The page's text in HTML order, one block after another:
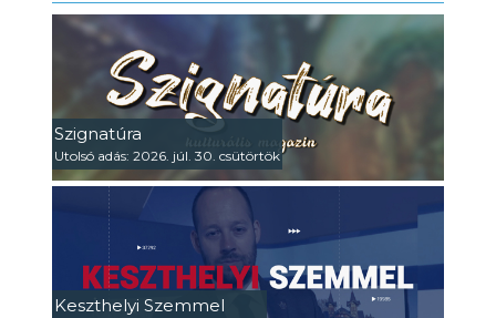
Szignatúra
Utolsó adás: 2026. júl. 30. csütörtök
Keszthelyi Szemmel